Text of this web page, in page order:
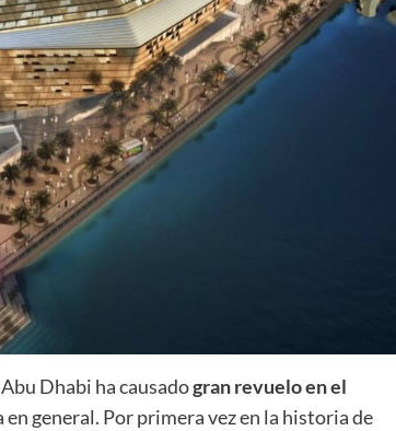
Dhabi ha causadogran revuelo en el
general. Por primera vez en la historia de
La entrevista bTactic
La entrevista bTactic
mayo 7, 2026
0
Nos hacemos mayores. Vamos creciendo. Tanto así
que el próximo 20 de mayo celebramos nuestro
cuarto cumpleaños. Y todo crecimiento conlleva